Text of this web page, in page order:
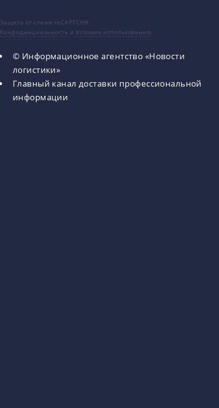
Защита от спама reCAPTCHA
Конфиденциальность иУсловия использования.
© Информационное агентство «Новости
логистики»
Главный канал доставки профессиональной
информации